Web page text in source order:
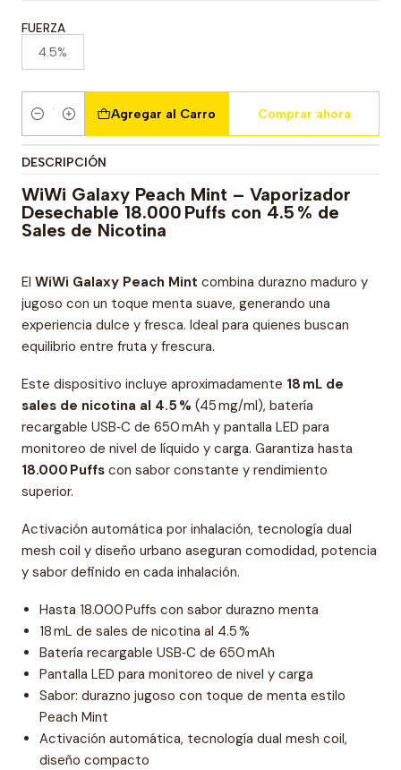
FUERZA
4.5%
Cantidad
Agregar al Carro Comprar ahora
DESCRIPCIÓN
WiWi Galaxy Peach Mint – Vaporizador
Desechable 18.000 Puffs con 4.5 % de
Sales de Nicotina
El WiWi Galaxy Peach Mint combina durazno maduro y
jugoso con un toque menta suave, generando una
experiencia dulce y fresca. Ideal para quienes buscan
equilibrio entre fruta y frescura.
Este dispositivo incluye aproximadamente 18 mL de
sales de nicotina al 4.5 % (45 mg/ml), batería
recargable USB‑C de 650 mAh y pantalla LED para
monitoreo de nivel de líquido y carga. Garantiza hasta
18.000 Puffs con sabor constante y rendimiento
superior.
Activación automática por inhalación, tecnología dual
mesh coil y diseño urbano aseguran comodidad, potencia
y sabor definido en cada inhalación.
Hasta 18.000 Puffs con sabor durazno menta
18 mL de sales de nicotina al 4.5 %
Batería recargable USB‑C de 650 mAh
Pantalla LED para monitoreo de nivel y carga
Sabor: durazno jugoso con toque de menta estilo
Peach Mint
Activación automática, tecnología dual mesh coil,
diseño compacto